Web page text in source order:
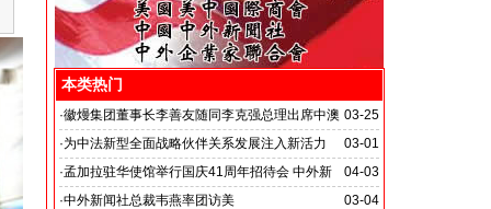
本类热门
03-25
·徽熳集团董事长李善友随同李克强总理出席中澳
经贸合作论坛
03-01
·为中法新型全面战略伙伴关系发展注入新活力
04-03
·孟加拉驻华使馆举行国庆41周年招待会 中外新
闻社记者应邀出席
03-04
·中外新闻社总裁韦燕率团访美